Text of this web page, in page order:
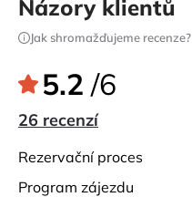
Názory klientů
Jak shromažďujeme recenze?
5.2 /6
26 recenzí
rezervační proces
program zájezdu